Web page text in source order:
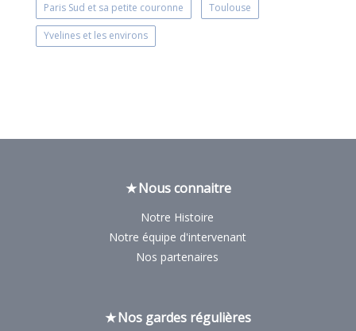
Paris Sud et sa petite couronne Toulouse
Yvelines et les environs
Nous connaitre
Notre Histoire
Notre équipe d'intervenant
Nos partenaires
Nos gardes régulières